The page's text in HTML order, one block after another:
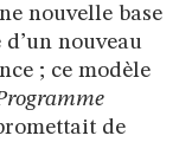
nouvelle base
nouveau
; ce modèle
de